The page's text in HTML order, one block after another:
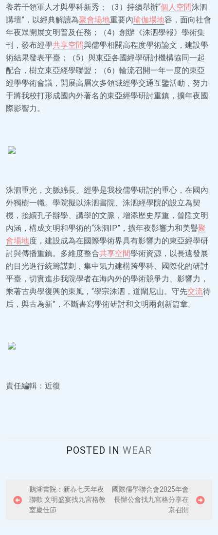
養若干領軍人才與學科新秀；（3）持續舉辦“個人空間洙泗
講壇”，以經典解讀為聚會場地重要內瑜伽場地容，面向社會
年夜眾開展文明普及任務；（4）創辦《洙泗學報》學術集
刊，發布經學共享空間與儒學相關高程度學術論文，建設學
術結果發表平臺；（5）與東亞各國經學研討機構協同一起
配合，樹立東亞經學聯盟；（6）輪流召開一年一度的東亞
經學學術會議，開展高層次多領域經學交通互鑒活動，努力
于將我校打形成國內外著名的東亞經學研討重鎮，擴年夜國
際影響力。
洙泗重光，文脈綿長。經學是我校儒學研討的重心，在國內
外獨樹一幟。學院擬以洙泗書院、洙泗經學院的設立為契
機，接續孔子辦學、講學的文脈，增添歷史厚重，晉陞文明
內涵，構成文明和學術的“洙泗IP”，擴年夜影響力和美譽聚
會場地度，建設成為在國際學術界具有影響力的東亞經學研
討與傳播重鎮。多維度整合共享空間學術資源，以長遠發展
的目光進行統籌謀劃，集中氣力建構跨學科、國際化的研討
平臺，切實進步我院學者在海內外的學術競爭力、影響力，
乘著古典學復興的東風，“學宗洙泗，道闡尼山。守先交流待
后，與古為新”，不斷書寫學術研討和文明兩創新篇章。
責任編輯：近復
POSTED IN WEAR
o
鵝湖書院：新春七天年夜
聯歡 文明盛宴找九宮格教
室慶佳節
國際儒學聯合會2025年會
長辦公會找九宮格分享在
京召開